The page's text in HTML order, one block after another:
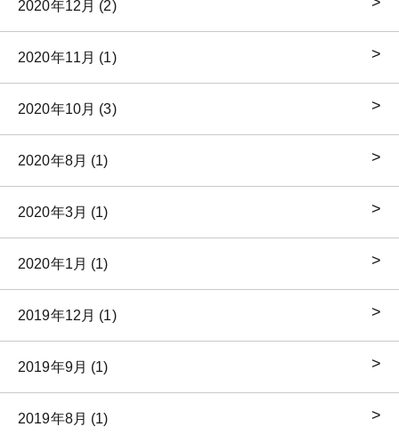
2020年12月 (2)
2020年11月 (1)
2020年10月 (3)
2020年8月 (1)
2020年3月 (1)
2020年1月 (1)
2019年12月 (1)
2019年9月 (1)
2019年8月 (1)